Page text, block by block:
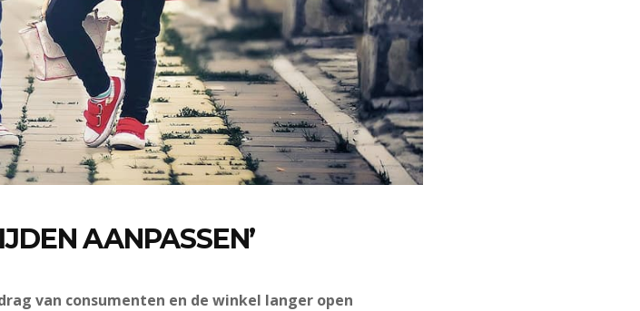
AANPASSEN’
van consumenten en de winkel langer open